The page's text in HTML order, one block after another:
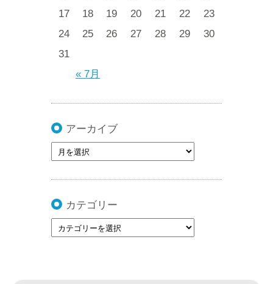
« 7月
17
18 19 20 21 22
23
24
25 26 27 28 29
30
31
アーカイブ
カテゴリー